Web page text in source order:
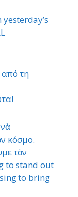
από τη
κόσμο.
τὸν
to stand out
to bring